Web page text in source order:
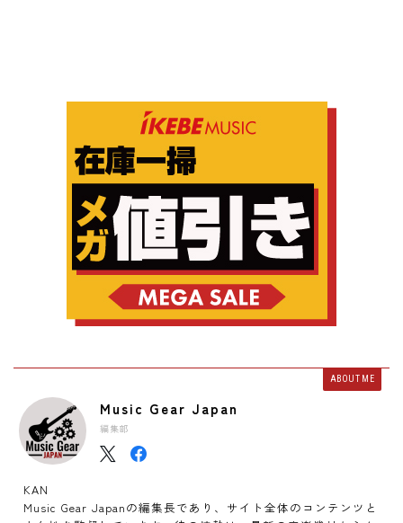
ABOUT ME
Music Gear Japan
編集部
KAN
Music Gear Japanの編集長であり、サイト全体のコンテンツと